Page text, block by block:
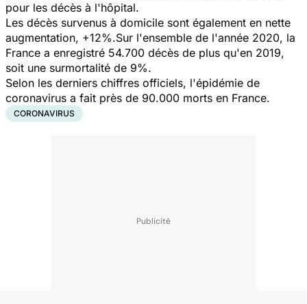
pour les décès à l'hôpital.
Les décès survenus à domicile sont également en nette
augmentation, +12%.Sur l'ensemble de l'année 2020, la
France a enregistré 54.700 décès de plus qu'en 2019,
soit une surmortalité de 9%.
Selon les derniers chiffres officiels, l'épidémie de
coronavirus a fait près de 90.000 morts en France.
CORONAVIRUS